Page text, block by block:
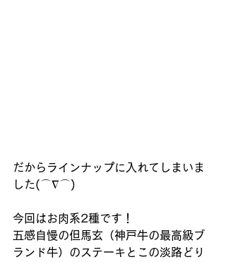
だからラインナップに入れてしまいま
した(⌒∇⌒)
今回はお肉系2種です！
五感自慢の但馬玄（神戸牛の最高級ブ
ランド牛）のステーキとこの淡路どり